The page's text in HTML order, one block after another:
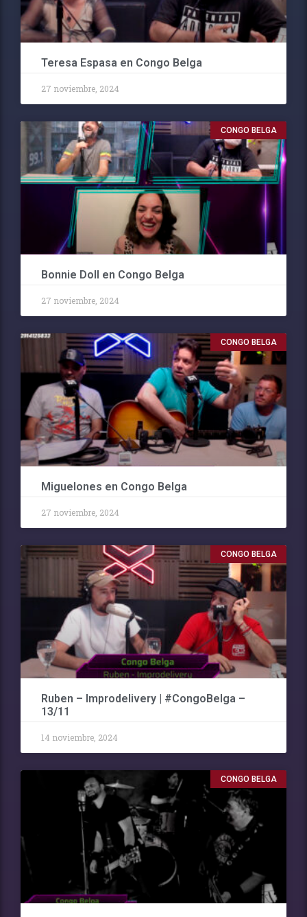
Teresa Espasa en Congo Belga
27 noviembre, 2024
CONGO BELGA
Bonnie Doll en Congo Belga
27 noviembre, 2024
CONGO BELGA
Miguelones en Congo Belga
27 noviembre, 2024
CONGO BELGA
Ruben – Improdelivery | #CongoBelga –
13/11
14 noviembre, 2024
CONGO BELGA